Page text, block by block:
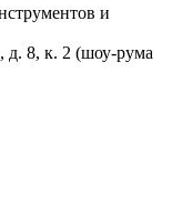
и
д. 8, к. 2 (шоу-рума